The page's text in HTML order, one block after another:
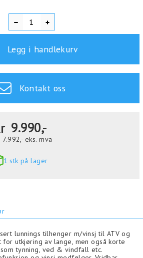
Legg i handlekurv
Kontakt oss
9.990,-
7.992,- eks. mva
1 stk på lager
lunnings tilhenger m/vinsj til ATV og
for utkjøring av lange, men også korte
tynning, ved & vindfall etc.